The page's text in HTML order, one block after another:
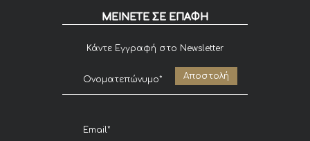
ΜΕΙΝΕΤΕ ΣΕ ΕΠΑΦΗ
Κάντε Εγγραφή στο Newsletter